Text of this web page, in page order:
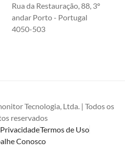
Rua da Restauração, 88, 3º
andar Porto - Portugal
4050-503
Tecnologia, Ltda. | Todos os
reservados
Termos de Uso
Conosco